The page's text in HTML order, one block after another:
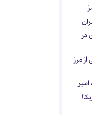
در
مرز